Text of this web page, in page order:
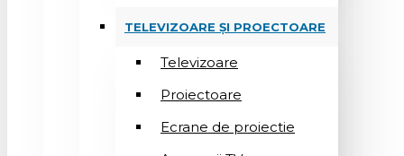
TELEVIZOARE ȘI PROECTOARE
Televizoare
Proiectoare
Ecrane de proiectie